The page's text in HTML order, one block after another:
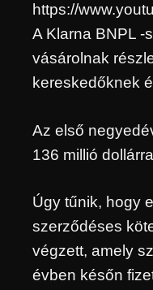
https://
A Klarna BNPL
vásárolnak
kereskedőknek
Az első
136 millió
Úgy tűnik, hogy
szerződéses
végzett, amely
évben későn